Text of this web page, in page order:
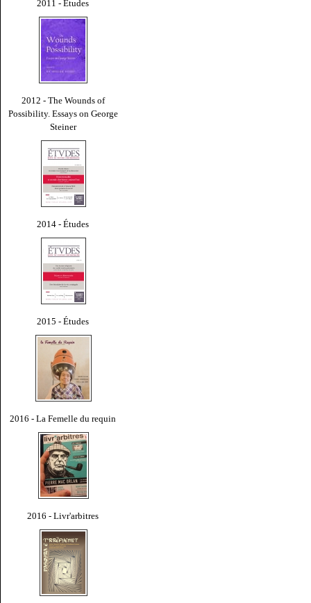
2011 - Études
2012 - The Wounds of
Possibility. Essays on George
Steiner
2014 - Études
2015 - Études
2016 - La Femelle du requin
2016 - Livr'arbitres